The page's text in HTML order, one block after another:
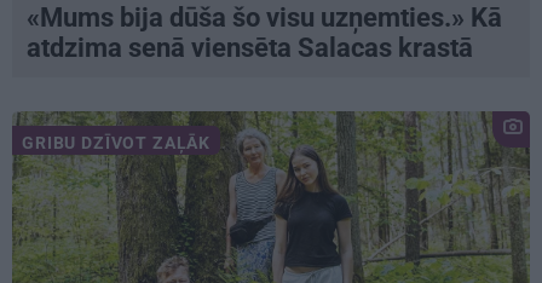
«Mums bija dūša šo visu uzņemties.» Kā
atdzima senā viensēta Salacas krastā
GRIBU DZĪVOT ZAĻĀK